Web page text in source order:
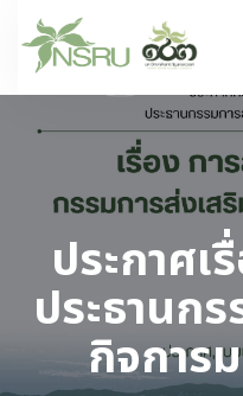
ประกาศเ
ประธานก
กิจการ